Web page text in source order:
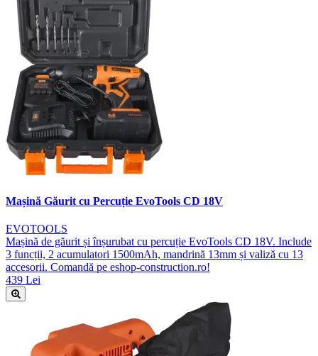
Mașină Găurit cu Percuție EvoTools CD 18V
EVOTOOLS
Mașină de găurit și înșurubat cu percuție EvoTools CD 18V. Include
3 funcții, 2 acumulatori 1500mAh, mandrină 13mm și valiză cu 13
accesorii. Comandă pe eshop-construction.ro!
439 Lei